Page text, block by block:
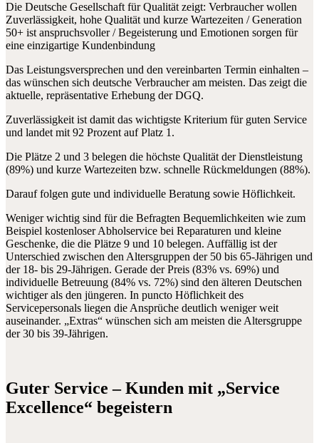
Die Deutsche Gesellschaft für Qualität zeigt: Verbraucher wollen
Zuverlässigkeit, hohe Qualität und kurze Wartezeiten / Generation
50+ ist anspruchsvoller / Begeisterung und Emotionen sorgen für
eine einzigartige Kundenbindung
Das Leistungsversprechen und den vereinbarten Termin einhalten –
das wünschen sich deutsche Verbraucher am meisten. Das zeigt die
aktuelle, repräsentative Erhebung der DGQ.
Zuverlässigkeit ist damit das wichtigste Kriterium für guten Service
und landet mit 92 Prozent auf Platz 1.
Die Plätze 2 und 3 belegen die höchste Qualität der Dienstleistung
(89%) und kurze Wartezeiten bzw. schnelle Rückmeldungen (88%).
Darauf folgen gute und individuelle Beratung sowie Höflichkeit.
Weniger wichtig sind für die Befragten Bequemlichkeiten wie zum
Beispiel kostenloser Abholservice bei Reparaturen und kleine
Geschenke, die die Plätze 9 und 10 belegen. Auffällig ist der
Unterschied zwischen den Altersgruppen der 50 bis 65-Jährigen und
der 18- bis 29-Jährigen. Gerade der Preis (83% vs. 69%) und
individuelle Betreuung (84% vs. 72%) sind den älteren Deutschen
wichtiger als den jüngeren. In puncto Höflichkeit des
Servicepersonals liegen die Ansprüche deutlich weniger weit
auseinander. „Extras“ wünschen sich am meisten die Altersgruppe
der 30 bis 39-Jährigen.
Guter Service – Kunden mit „Service
Excellence“ begeistern